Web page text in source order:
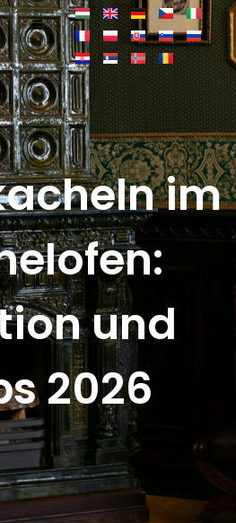
im
und
2026